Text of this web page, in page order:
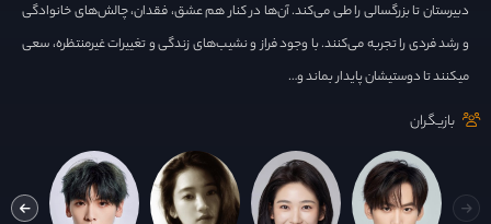
دبیرستان تا بزرگسالی را طی می‌کند. آن‌ها در کنار هم عشق، فقدان، چالش‌های خانوادگی
و رشد فردی را تجربه می‌کنند. با وجود فراز و نشیب‌های زندگی و تغییرات غیرمنتظره، سعی
میکنند تا دوستیشان پایدار بماند و…
بازیگران